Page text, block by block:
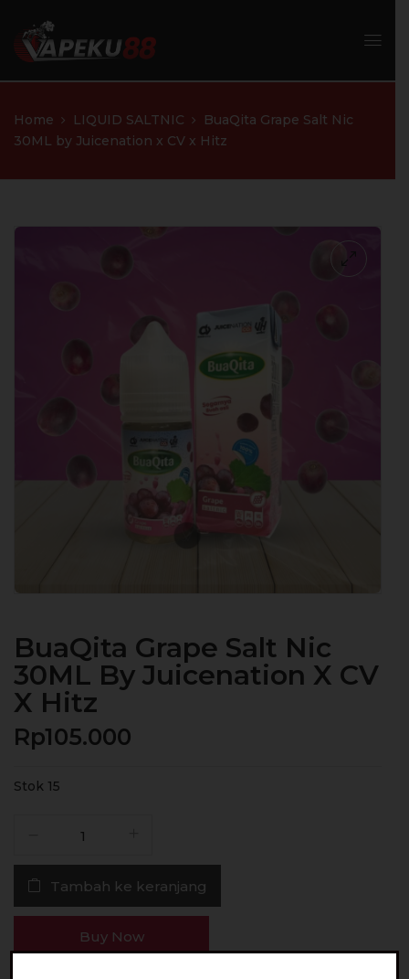
Home LIQUID SALTNIC
BuaQita Grape Salt Nic
30ML by Juicenation x CV x Hitz
BuaQita Grape Salt Nic
30ML By Juicenation X CV
X Hitz
Rp105.000
Stok 15
Grape
Salt
Nic
by
Tambah ke keranjang
Buy Now